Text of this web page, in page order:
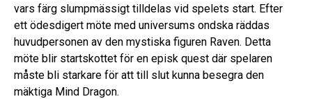
vars färg slumpmässigt tilldelas vid spelets start. Efter
ett ödesdigert möte med universums ondska räddas
huvudpersonen av den mystiska figuren Raven. Detta
möte blir startskottet för en episk quest där spelaren
måste bli starkare för att till slut kunna besegra den
mäktiga Mind Dragon.